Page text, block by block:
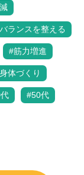
ランスを整える
#筋力増進
体づくり
#50代